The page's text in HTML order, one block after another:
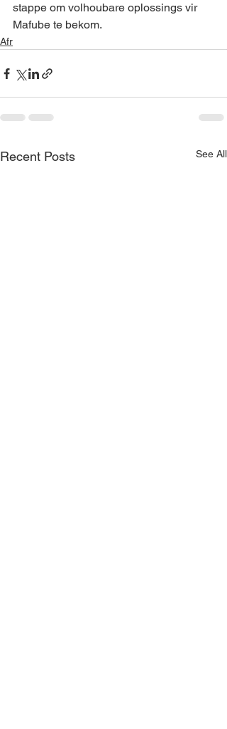
stappe om volhoubare oplossings vir
Mafube te bekom.
Afr
Recent Posts See All